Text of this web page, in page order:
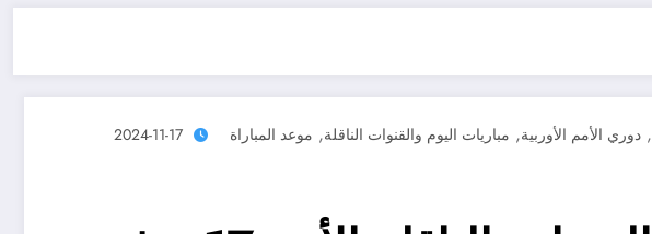
,دوري الأمم الأوربية, مباريات اليوم والقنوات الناقلة, موعد المباراة
2024-11-17